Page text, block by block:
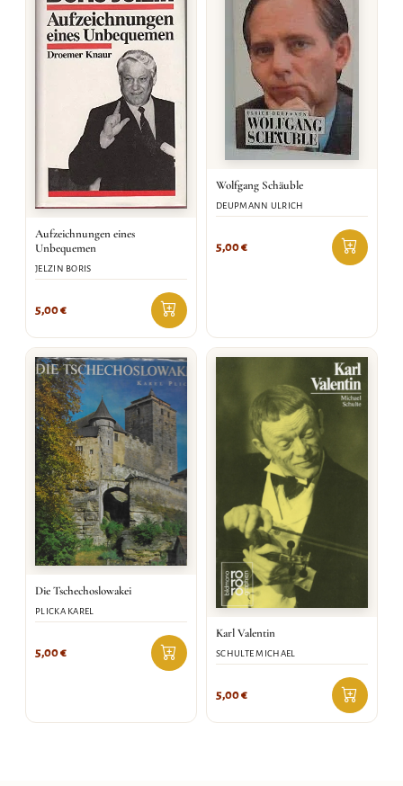
Aufzeichnungen eines
Unbequemen
JELZIN BORIS
5,00€
Wolfgang Schäuble
DEUPMANN ULRICH
5,00€
Die Tschechoslowakei
PLICKA KAREL
5,00€
Karl Valentin
SCHULTE MICHAEL
5,00€